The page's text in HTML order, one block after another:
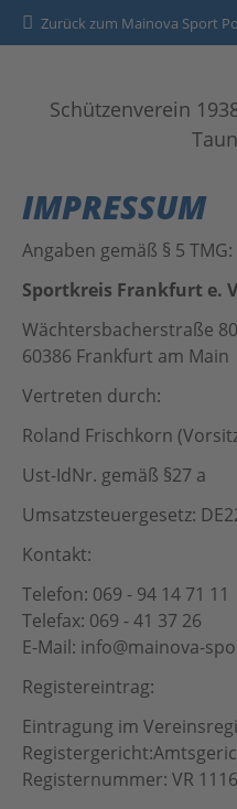
Zurück zum Mainova Sport
Schützenverein
HOME
Kontakt
Datenschutz
Impressum
IMPRESSUM
Angaben gemäß § 5 TMG:
Sportkreis Frankfurt e.
Wächtersbacherstraße 80
60386 Frankfurt am Main
Vertreten durch:
Roland Frischkorn
Ust-IdNr. gemäß §27 a
Umsatzsteuergesetz:
Kontakt:
Telefon: 069 - 94 14 71 11
Telefax: 069 - 41 37 26
E-Mail: info@mainova-
Registereintrag:
Eintragung im
Registernummer: VR